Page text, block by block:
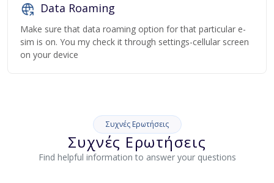
Data Roaming
Make sure that data roaming option for that particular e-
sim is on. You my check it through settings-cellular screen
on your device
Συχνές Ερωτήσεις
Συχνές Ερωτήσεις
Find helpful information to answer your questions